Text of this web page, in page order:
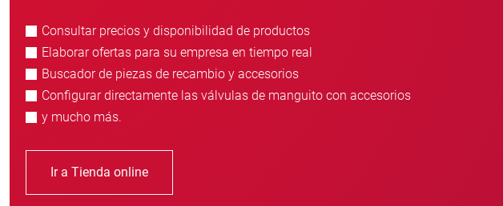
Consultar precios y disponibilidad de productos
Elaborar ofertas para su empresa en tiempo real
Buscador de piezas de recambio y accesorios
Configurar directamente las válvulas de manguito con accesorios
y mucho más.
Ir a Tienda online